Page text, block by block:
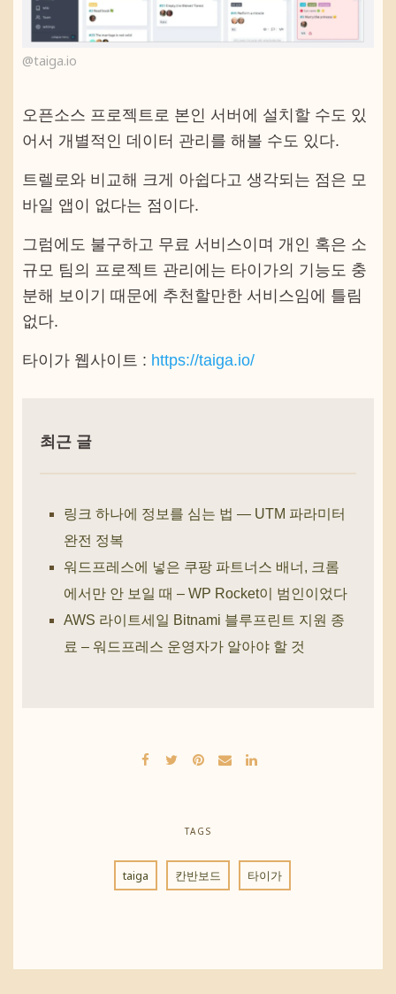
@taiga.io
오픈소스 프로젝트로 본인 서버에 설치할 수도 있
어서 개별적인 데이터 관리를 해볼 수도 있다.
트렐로와 비교해 크게 아쉽다고 생각되는 점은 모
바일 앱이 없다는 점이다.
그럼에도 불구하고 무료 서비스이며 개인 혹은 소
규모 팀의 프로젝트 관리에는 타이가의 기능도 충
분해 보이기 때문에 추천할만한 서비스임에 틀림
없다.
타이가 웹사이트 : https://taiga.io/
최근 글
링크 하나에 정보를 심는 법 — UTM 파라미터
완전 정복
워드프레스에 넣은 쿠팡 파트너스 배너, 크롬
에서만 안 보일 때 – WP Rocket이 범인이었다
AWS 라이트세일 Bitnami 블루프린트 지원 종
료 – 워드프레스 운영자가 알아야 할 것
TAGS
taiga 칸반보드 타이가